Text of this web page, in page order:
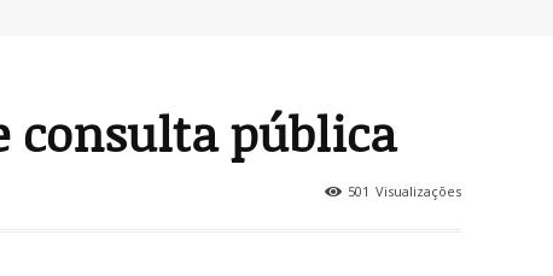
consulta pública
501 Visualizações